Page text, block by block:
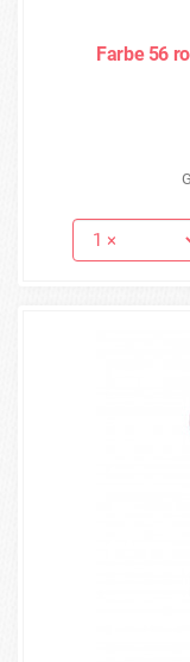
Farbe 56